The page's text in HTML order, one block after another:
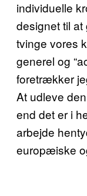
individuelle
designet til
tvinge vores
generel og
foretrækker
At udleve
end det er i
arbejde
europæiske